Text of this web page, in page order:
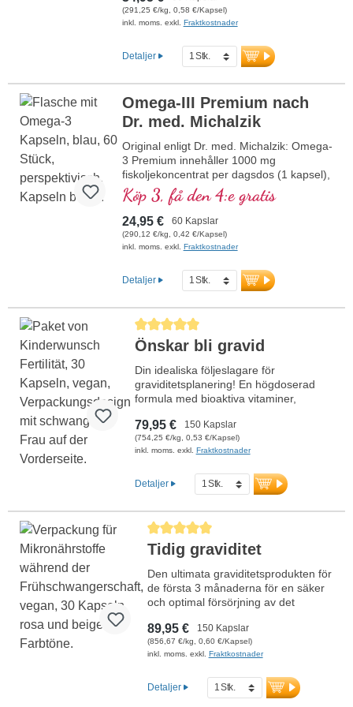
ögonfunktion. DHA stödjer den normala
utvecklingen av hjärna och ögon hos
olivextrakt och 5 mg sesam-lignanextrakt
för ytterligare hälsofördelar. Biotikon är ett
över 20 års erfarenhet och en skonsam
tillverkning som bevarar vitalämnen.
certifierat och hållbart för din hälsa.
(291,25 €/kg, 0,58 €/Kapsel)
inkl. moms. exkl. Fraktkostnader
Detaljer
Omega-III Premium nach
Dr. med. Michalzik
Original enligt Dr. med. Michalzik: Omega-
3 Premium innehåller 1000 mg
fiskoljekoncentrat per dagsdos (1 kapsel),
varav 360 mg EPA och 240 mg DHA.
Detta högkvalitativa kosttillskott är rikt på
omega-3-fettsyror, fritt från tillsatser och
tillverkas i Tyskland. Förseglingen är
aluminiumfri.
Premium
Köp 3, få den 4:e gratis
24,95 € 60 Kapslar
(290,12 €/kg, 0,42 €/Kapsel)
inkl. moms. exkl. Fraktkostnader
Detaljer
Genomsnittligt betyg på 5 av 5 stjärnor
Önskar bli gravid
Din idealiska följeslagare för
graviditetsplanering! En högdoserad
formula med bioaktiva vitaminer,
växtbaserat omega-3 för att stödja
fertiliteten och optimalt förbereda
kroppen inför en graviditet. Utvecklad
100 % vegansk, utan artificiella tillsatser
och producerad i Tyskland enligt högsta
kvalitetsstandarder. Aluminiumfri
försegling, ingen fiskolja.
Mer information om barnönskan –
fertilitet
79,95 € 150 Kapslar
(754,25 €/kg, 0,53 €/Kapsel)
inkl. moms. exkl. Fraktkostnader
Detaljer
Genomsnittligt betyg på 5 av 5 stjärnor
Tidig graviditet
Den ultimata graviditetsprodukten för
de första 3 månaderna för en säker
och optimal försörjning av det
fettsyrorna är veganska, så ingen
fiskolja används. Med bioaktiva
vitaminer, vilket är mycket viktigt just
försörjning för de första tre
månaderna av graviditeten. Med
89,95 € 150 Kapslar
(856,67 €/kg, 0,60 €/Kapsel)
inkl. moms. exkl. Fraktkostnader
Detaljer